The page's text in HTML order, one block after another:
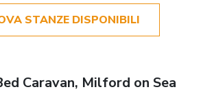
STANZE DISPONIBILI
Caravan, Milford on Sea